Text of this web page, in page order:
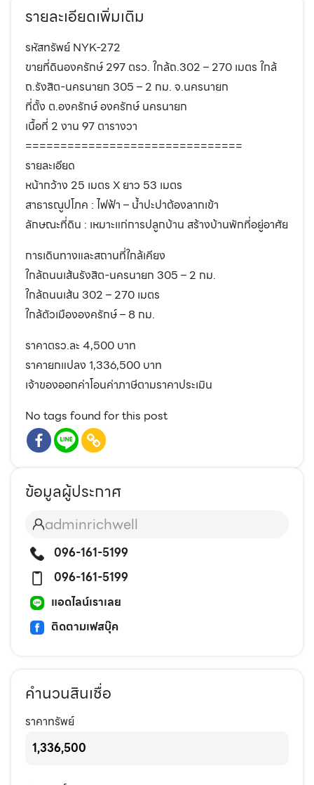
รายละเอียดเพิ่มเติม
รหัสทรัพย์ NYK-272
ขายที่ดินองครักษ์ 297 ตรว. ใกล้ถ.302 – 270 เมตร ใกล้
ถ.รังสิต-นครนายก 305 – 2 กม. จ.นครนายก
ที่ตั้ง ต.องครักษ์ องครักษ์ นครนายก
เนื้อที่ 2 งาน 97 ตารางวา
===============================
รายละเอียด
หน้ากว้าง 25 เมตร X ยาว 53 เมตร
สาธารณูปโภค : ไฟฟ้า – น้ำปะปาต้องลากเข้า
ลักษณะที่ดิน : เหมาะแก่การปลูกบ้าน สร้างบ้านพักที่อยู่อาศัย
การเดินทางและสถานที่ใกล้เคียง
ใกล้ถนนเส้นรังสิต-นครนายก 305 – 2 กม.
ใกล้ถนนเส้น 302 – 270 เมตร
ใกล้ตัวเมืององครักษ์ – 8 กม.
ราคาตรว.ละ 4,500 บาท
ราคายกแปลง 1,336,500 บาท
เจ้าของออกค่าโอนค่าภาษีตามราคาประเมิน
No tags found for this post
ข้อมูลผู้ประกาศ
adminrichwell
096-161-5199
096-161-5199
แอดไลน์เราเลย
ติดตามเฟสบุ๊ค
คำนวนสินเชื่อ
ราคาทรัพย์